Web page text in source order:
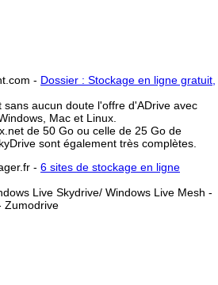
- Dossier : Stockage en ligne gratuit,
sans aucun doute l'offre d'ADrive avec
Mac et Linux.
de 50 Go ou celle de 25 Go de
sont également très complètes.
- 6 sites de stockage en ligne
Live Skydrive/ Windows Live Mesh -
Zumodrive